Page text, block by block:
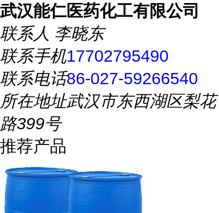
武汉能仁医药化工有限公司
联系人 李晓东
联系手机17702795490
联系电话86-027-59266540
所在地址武汉市东西湖区梨花
路399号
推荐产品